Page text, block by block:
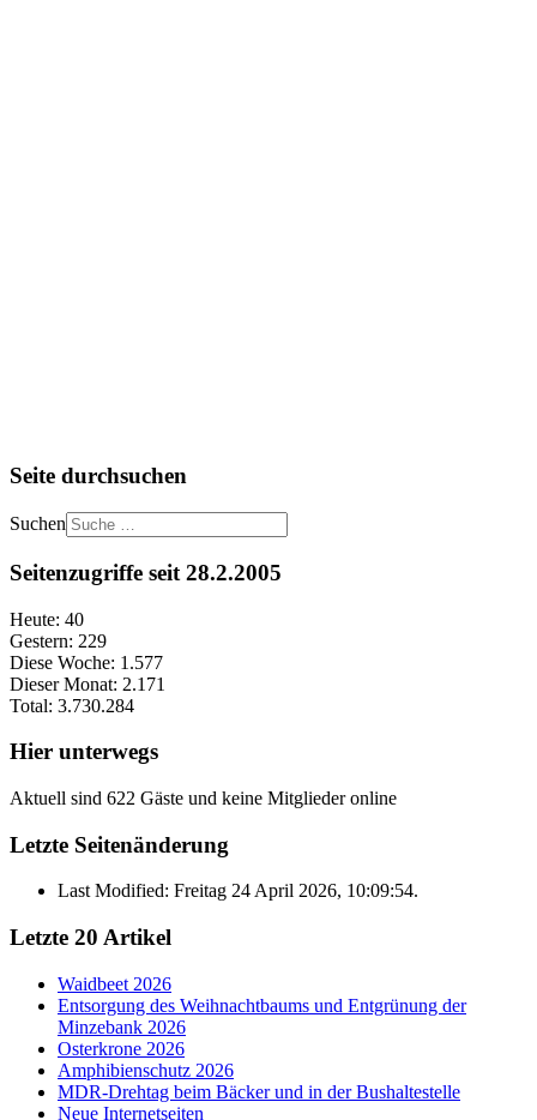
Seite durchsuchen
Suchen
Seitenzugriffe seit 28.2.2005
Heute: 40
Gestern: 229
Diese Woche: 1.577
Dieser Monat: 2.171
Total: 3.730.284
Hier unterwegs
Aktuell sind 622 Gäste und keine Mitglieder online
Letzte Seitenänderung
Last Modified: Freitag 24 April 2026, 10:09:54.
Letzte 20 Artikel
Waidbeet 2026
Entsorgung des Weihnachtbaums und Entgrünung der
Minzebank 2026
Osterkrone 2026
Amphibienschutz 2026
MDR-Drehtag beim Bäcker und in der Bushaltestelle
Neue Internetseiten